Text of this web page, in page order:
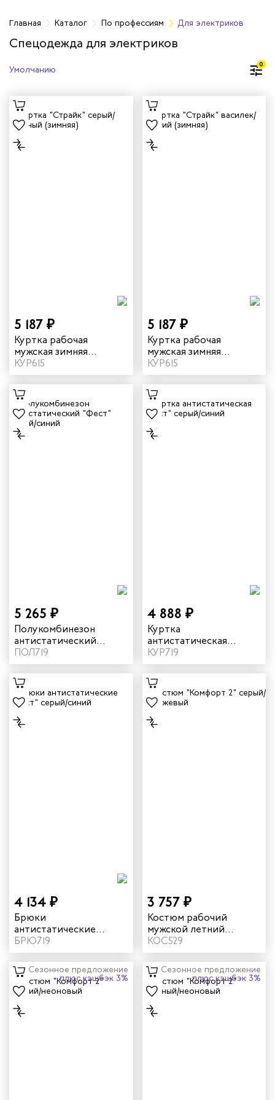
помощи
Главная Каталог По профессиям Для электриков
Спецодежда для электриков
0
5 187 ₽
Куртка рабочая
мужская зимняя
"Страйк" цвет серый/
красный
КУР615
5 187 ₽
Куртка рабочая
мужская зимняя
"Страйк" цвет
василек/темно-синий
КУР615
5 265 ₽
Полукомбинезон
антистатический
летний "Фест" цвет
серый/синий
ПОЛ719
4 888 ₽
Куртка
антистатическая
летняя мужская "Фест"
цвет серый/синий
КУР719
4 134 ₽
Брюки
антистатические
летние "Фест" цвет
серый
БРЮ719
3 757 ₽
Костюм рабочий
мужской летний
"Комфорт 2" серый/
оранжевый
КОС529
Сезонное предложение
плюс кэшбэк 3%
Сезонное предложение
плюс кэшбэк 3%